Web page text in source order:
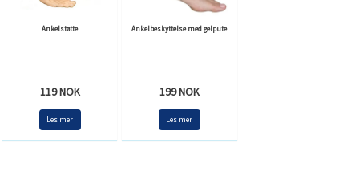
Ankelstøtte
119 NOK
Les mer
Ankelbeskyttelse med gelpute
199 NOK
Les mer